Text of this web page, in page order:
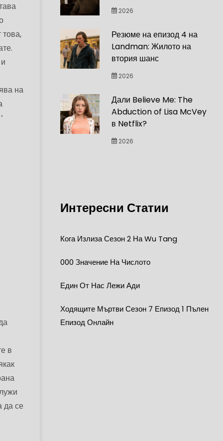
на
в
да се
2026
Резюме на епизод 4 на
Landman: Жилото на
втория шанс
2026
Дали Believe Me: The
Abduction of Lisa McVey
в Netflix?
2026
Интересни Статии
Кога Излиза Сезон 2 На Wu Tang
000 Значение На Числото
Един От Нас Лежи Ади
Ходящите Мъртви Сезон 7 Епизод 1 Пълен
Епизод Онлайн